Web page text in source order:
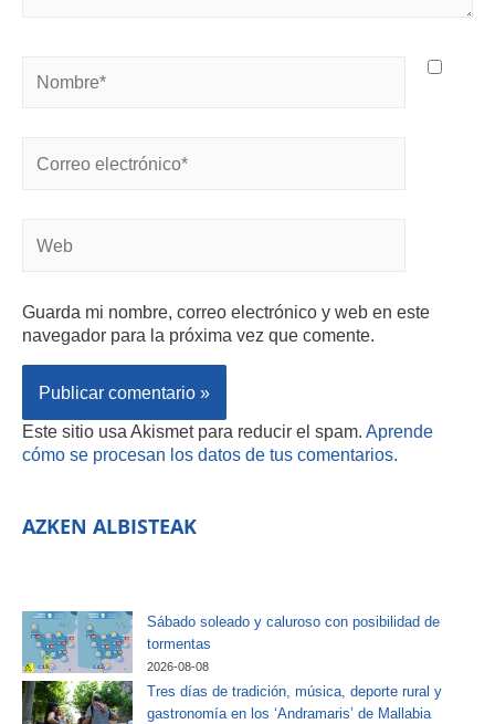
Guarda mi nombre, correo electrónico y web en este
navegador para la próxima vez que comente.
Este sitio usa Akismet para reducir el spam. Aprende
cómo se procesan los datos de tus comentarios.
AZKEN ALBISTEAK
Sábado soleado y caluroso con posibilidad de
tormentas
2026-08-08
Tres días de tradición, música, deporte rural y
gastronomía en los ‘Andramaris’ de Mallabia